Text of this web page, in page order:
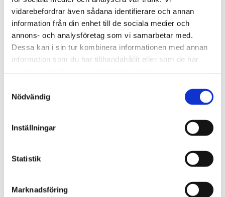
vidarebefordrar även sådana identifierare och annan
information från din enhet till de sociala medier och
annons- och analysföretag som vi samarbetar med.
Dessa kan i sin tur kombinera informationen med annan
information som du har tillhandahållit eller som de har
Nödvändig
Inställningar
Statistik
Marknadsföring
Lättmonterad
lasthållarfot för Thule Evo-
takräcken, för fordon med
integrerad reling.
1 795 kr
1 975 kr
720600
Lättmonterad
lasthållarfot för Thule
Edge-takräcken, för
fordon med integrerad
reling.
2 525kr
2 635kr